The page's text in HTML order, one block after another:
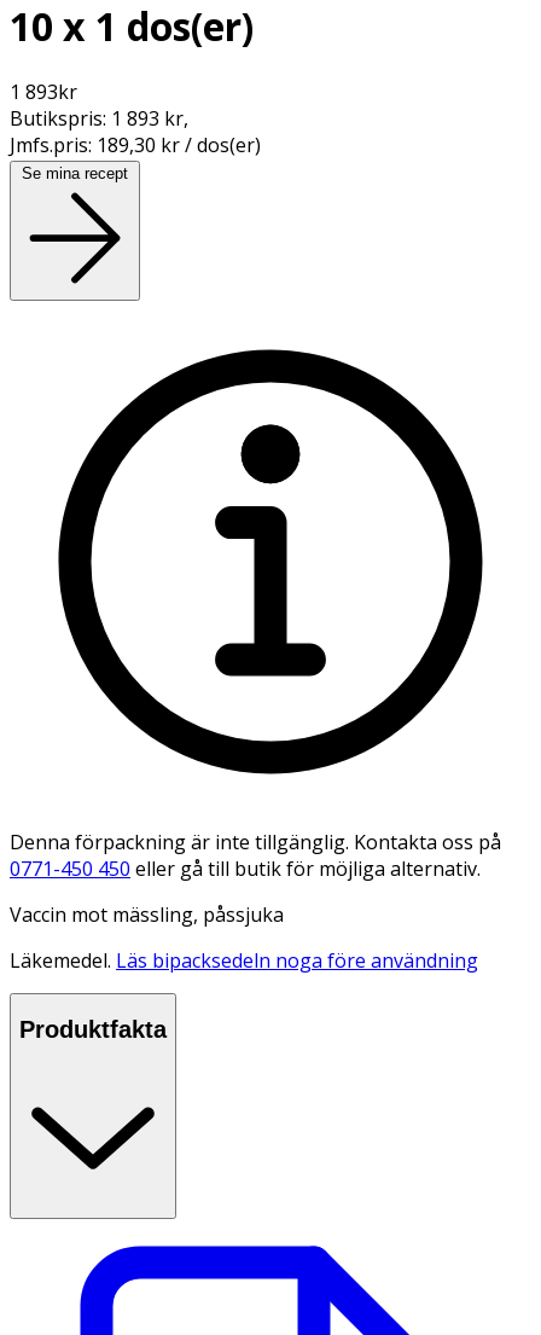
10 x 1 dos(er)
1 893kr
Butikspris: 1 893 kr,
Jmfs.pris: 189,30 kr / dos(er)
Se mina recept
Denna förpackning är inte tillgänglig. Kontakta oss på
0771-450 450 eller gå till butik för möjliga alternativ.
Vaccin mot mässling, påssjuka
Läkemedel. Läs bipacksedeln noga före användning
Produktfakta